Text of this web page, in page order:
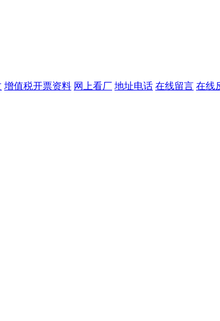
增值税开票资料 网上看厂 地址电话 在线留言 在线